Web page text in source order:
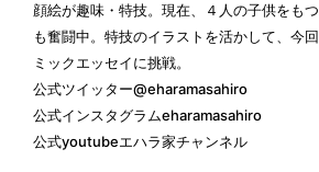
顔絵が趣味・特技。現在、４人の子供をも
も奮闘中。特技のイラストを活かして、今
ミックエッセイに挑戦。
公式ツイッター@eharamasahiro
公式インスタグラムeharamasahiro
公式youtubeエハラ家チャンネル